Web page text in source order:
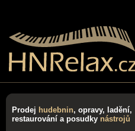
Prodej hudebnin, opravy, ladění,
restaurování a posudky nástrojů